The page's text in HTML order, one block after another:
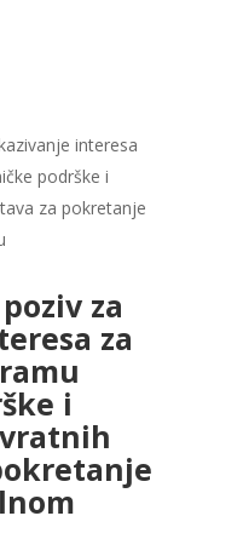
interesa
podrške i
za pokretanje
za
za
i